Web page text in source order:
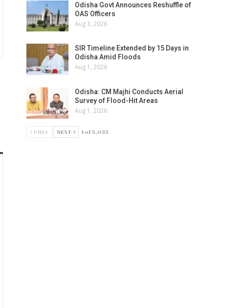
Odisha Govt Announces Reshuffle of
OAS Officers
Aug 3, 2026
SIR Timeline Extended by 15 Days in
Odisha Amid Floods
Aug 1, 2026
Odisha: CM Majhi Conducts Aerial
Survey of Flood-Hit Areas
Aug 1, 2026
PREV NEXT 1 of 5,035